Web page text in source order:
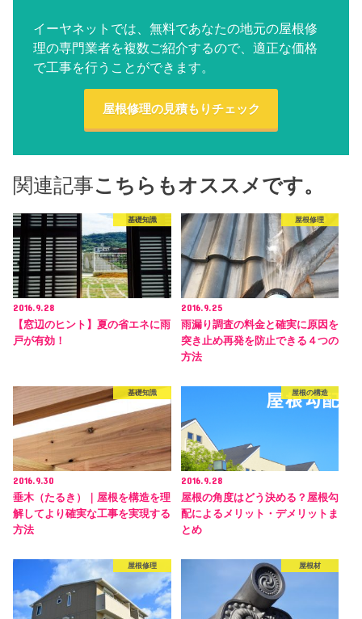
イーヤネットでは、無料であなたの地元の屋根修
理の専門業者を複数ご紹介するので、適正な価格
で工事を行うことができます。
屋根修理の見積もりチェック
関連記事こちらもオススメです。
基礎知識
2016.9.28
【窓辺のヒント】夏の省エネに雨
戸が有効！
屋根修理
2016.9.25
雨漏り調査の料金と確実に原因を
突き止め再発を防止できる４つの
方法
基礎知識
2016.9.30
垂木（たるき）｜屋根を構造を理
解してより確実な工事を実現する
方法
屋根の構造
2016.9.28
屋根の角度はどう決める？屋根勾
配によるメリット・デメリットま
とめ
屋根修理 屋根材